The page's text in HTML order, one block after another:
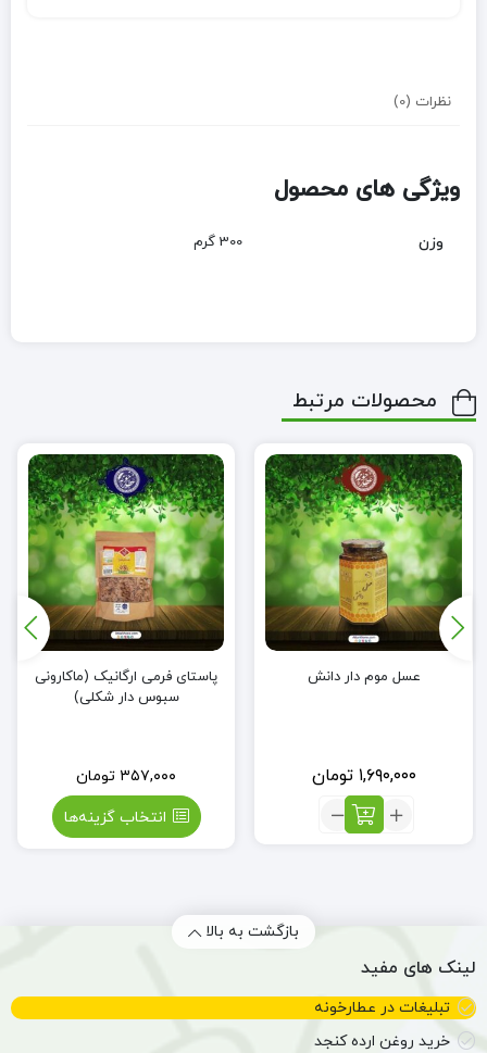
نظرات (0)
ویژگی های محصول
وزن 300 گرم
محصولات مرتبط
عسل موم دار دانش
۱,۶۹۰,۰۰۰ تومان
تعداد:
عسل
پاستای فرمی ارگانیک (ماکارونی
سبوس دار شکلی)
۳۵۷,۰۰۰ تومان
انتخاب گزینه‌ها
بازگشت به بالا
لینک های مفید
تبلیغات در عطارخونه
خرید روغن ارده کنجد